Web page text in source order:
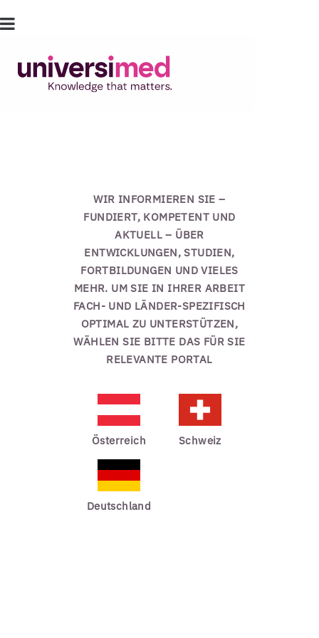
WIR INFORMIEREN SIE –
FUNDIERT, KOMPETENT UND
AKTUELL – ÜBER
ENTWICKLUNGEN, STUDIEN,
FORTBILDUNGEN UND VIELES
MEHR. UM SIE IN IHRER ARBEIT
FACH- UND LÄNDER-SPEZIFISCH
OPTIMAL ZU UNTERSTÜTZEN,
WÄHLEN SIE BITTE DAS FÜR SIE
RELEVANTE PORTAL
Österreich Schweiz
Deutschland